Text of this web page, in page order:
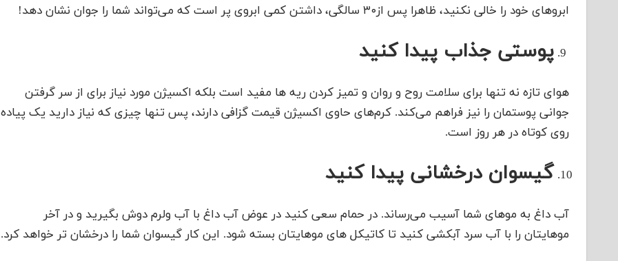
ابروهای خود را خالی نکنید، ظاهرا پس از۳۰ سالگی، داشتن کمی ابروی پر است که می‌تواند شما را جوان نشان دهد!
پوستی جذاب پیدا کنید
هوای تازه نه تنها برای سلامت روح و روان و تمیز کردن ریه ها مفید است بلکه اکسیژن مورد نیاز برای از سر گرفتن
جوانی پوستمان را نیز فراهم می‌کند. کرم‌های حاوی اکسیژن قیمت گزافی دارند، پس تنها چیزی که نیاز دارید یک پیاده
روی کوتاه در هر روز است.
گیسوان درخشانی پیدا کنید
آب داغ به موهای شما آسیب می‌رساند. در حمام سعی کنید در عوض آب داغ با آب ولرم دوش بگیرید و در آخر
موهایتان را با آب سرد آبکشی کنید تا کاتیکل های موهایتان بسته شود. این کار گیسوان شما را درخشان تر خواهد کرد.